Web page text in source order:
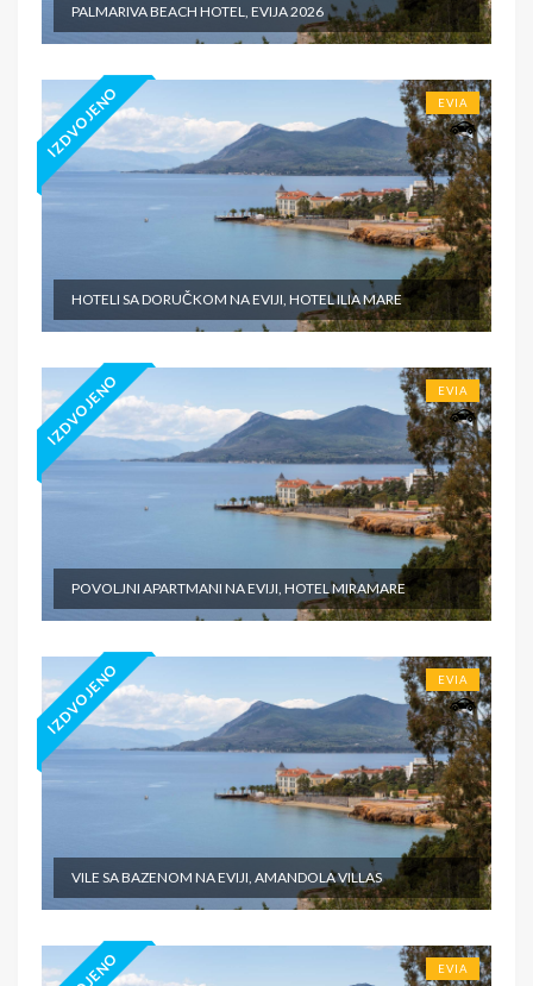
PALMARIVA BEACH HOTEL, EVIJA 2026
IZDVOJENO EVIA
HOTELI SA DORUČKOM NA EVIJI, HOTEL ILIA MARE
IZDVOJENO EVIA
POVOLJNI APARTMANI NA EVIJI, HOTEL MIRAMARE
IZDVOJENO EVIA
VILE SA BAZENOM NA EVIJI, AMANDOLA VILLAS
EVIA